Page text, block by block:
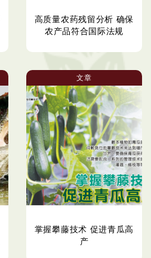
高质量农药残留分析 确保
农产品符合国际法规
文章
掌握攀藤技术 促进青瓜高
产